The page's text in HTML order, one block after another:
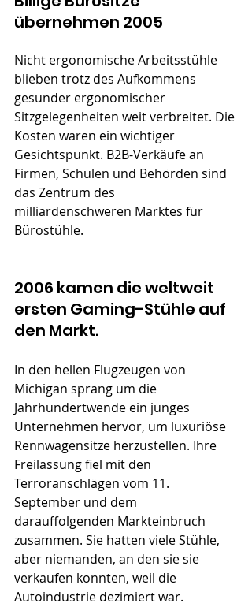
übernehmen 2005
Nicht ergonomische Arbeitsstühle
blieben trotz des Aufkommens
gesunder ergonomischer
Sitzgelegenheiten weit verbreitet. Die
Kosten waren ein wichtiger
Gesichtspunkt. B2B-Verkäufe an
Firmen, Schulen und Behörden sind
das Zentrum des
milliardenschweren Marktes für
Bürostühle.
2006 kamen die weltweit
ersten Gaming-Stühle auf
den Markt.
In den hellen Flugzeugen von
Michigan sprang um die
Jahrhundertwende ein junges
Unternehmen hervor, um luxuriöse
Rennwagensitze herzustellen. Ihre
Freilassung fiel mit den
Terroranschlägen vom 11.
September und dem
darauffolgenden Markteinbruch
zusammen. Sie hatten viele Stühle,
aber niemanden, an den sie sie
verkaufen konnten, weil die
Autoindustrie dezimiert war.